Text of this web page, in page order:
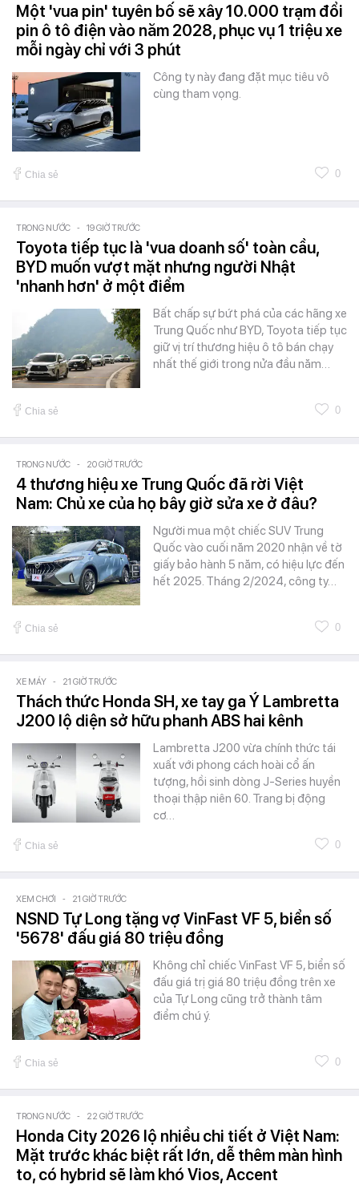
Một 'vua pin' tuyên bố sẽ xây 10.000 trạm đổi
pin ô tô điện vào năm 2028, phục vụ 1 triệu xe
mỗi ngày chỉ với 3 phút
Công ty này đang đặt mục tiêu vô
cùng tham vọng.
Chia sẻ 0
TRONG NƯỚC - 19 GIỜ TRƯỚC
Toyota tiếp tục là 'vua doanh số' toàn cầu,
BYD muốn vượt mặt nhưng người Nhật
'nhanh hơn' ở một điểm
Bất chấp sự bứt phá của các hãng xe
Trung Quốc như BYD, Toyota tiếp tục
giữ vị trí thương hiệu ô tô bán chạy
nhất thế giới trong nửa đầu năm…
Chia sẻ 0
TRONG NƯỚC - 20 GIỜ TRƯỚC
4 thương hiệu xe Trung Quốc đã rời Việt
Nam: Chủ xe của họ bây giờ sửa xe ở đâu?
Người mua một chiếc SUV Trung
Quốc vào cuối năm 2020 nhận về tờ
giấy bảo hành 5 năm, có hiệu lực đến
hết 2025. Tháng 2/2024, công ty…
Chia sẻ 0
XE MÁY - 21 GIỜ TRƯỚC
Thách thức Honda SH, xe tay ga Ý Lambretta
J200 lộ diện sở hữu phanh ABS hai kênh
Lambretta J200 vừa chính thức tái
xuất với phong cách hoài cổ ấn
tượng, hồi sinh dòng J-Series huyền
thoại thập niên 60. Trang bị động
cơ…
Chia sẻ 0
XEM CHƠI - 21 GIỜ TRƯỚC
NSND Tự Long tặng vợ VinFast VF 5, biển số
'5678' đấu giá 80 triệu đồng
Không chỉ chiếc VinFast VF 5, biển số
đấu giá trị giá 80 triệu đồng trên xe
của Tự Long cũng trở thành tâm
điểm chú ý.
Chia sẻ 0
TRONG NƯỚC - 22 GIỜ TRƯỚC
Honda City 2026 lộ nhiều chi tiết ở Việt Nam:
Mặt trước khác biệt rất lớn, dễ thêm màn hình
to, có hybrid sẽ làm khó Vios, Accent